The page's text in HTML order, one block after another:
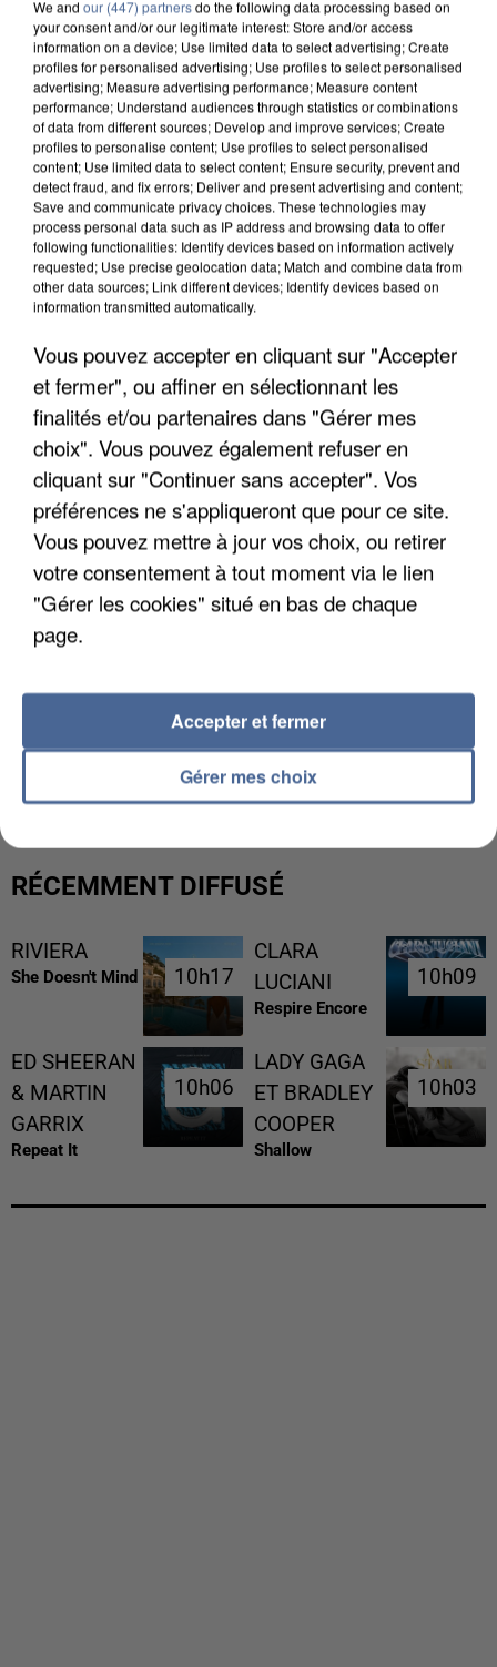
APRÈS TOUTES CES CANICULES, LES REFUGES
L’UN DES FONDATEURS SUPPOSÉS DE LA DZ
MAFIA INTERPELLÉ EN ALGÉRIE
RÉCEMMENT DIFFUSÉ
RIVIERA
She Doesn't Mind 10h17
10h17
CLARA
LUCIANI
Respire Encore
10h09
10h09
ED SHEERAN
& MARTIN
GARRIX
Repeat It
10h06
10h06
LADY GAGA
ET BRADLEY
COOPER
Shallow
10h03
10h03
We and our (447) partnersdo the following data processing based on
your consent and/or our legitimate interest: Store and/or access
information on a device; Use limited data to select advertising; Create
profiles for personalised advertising; Use profiles to select personalised
advertising; Measure advertising performance; Measure content
performance; Understand audiences through statistics or combinations
of data from different sources; Develop and improve services; Create
profiles to personalise content; Use profiles to select personalised
content; Use limited data to select content; Ensure security, prevent and
detect fraud, and fix errors; Deliver and present advertising and content;
Save and communicate privacy choices. These technologies may
process personal data such as IP address and browsing data to offer
following functionalities: Identify devices based on information actively
requested; Use precise geolocation data; Match and combine data from
other data sources; Link different devices; Identify devices based on
information transmitted automatically.
Vous pouvez accepter en cliquant sur "Accepter
et fermer", ou affiner en sélectionnant les
finalités et/ou partenaires dans "Gérer mes
choix". Vous pouvez également refuser en
cliquant sur "Continuer sans accepter". Vos
préférences ne s'appliqueront que pour ce site.
Vous pouvez mettre à jour vos choix, ou retirer
votre consentement à tout moment via le lien
"Gérer les cookies" situé en bas de chaque
page.
Gérer mes choix
Accepter et fermer